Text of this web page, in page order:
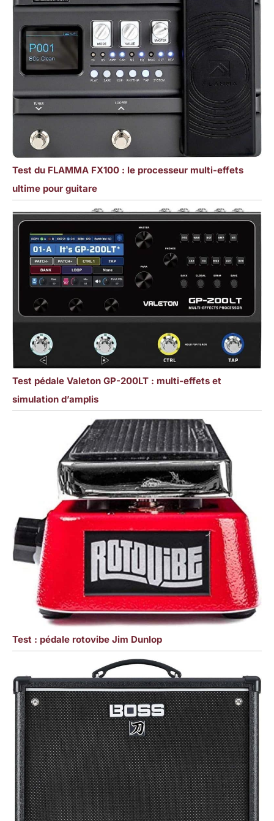
Test du FLAMMA FX100 : le processeur multi-effets
ultime pour guitare
Test pédale Valeton GP-200LT : multi-effets et
simulation d’amplis
Test : pédale rotovibe Jim Dunlop